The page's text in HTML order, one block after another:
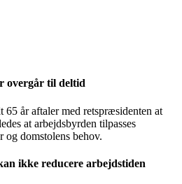
overgår til deltid
65 år aftaler med retspræsidenten at
at arbejdsbyrden tilpasses
og domstolens behov.
ikke reducere arbejdstiden